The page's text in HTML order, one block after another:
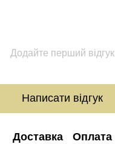
Додайте перший відгук
Написати відгук
Доставка Оплата